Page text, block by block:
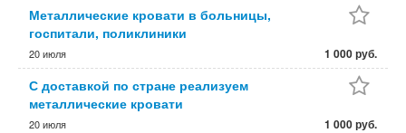
Металлические кровати в больницы,
госпитали, поликлиники
20 июля 1 000 руб.
С доставкой по стране реализуем
металлические кровати
20 июля 1 000 руб.